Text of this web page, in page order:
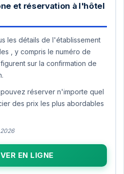
et réservation à l'hôtel
les détails de l'établissement
, y compris le numéro de
sur la confirmation de
réserver n'importe quel
des prix les plus abordables
EN LIGNE